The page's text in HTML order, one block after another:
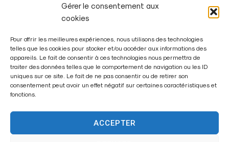
Gérer le consentement aux
cookies
Pour offrir les meilleures expériences, nous utilisons des technologies
telles que les cookies pour stocker et/ou accéder aux informations des
appareils. Le fait de consentir à ces technologies nous permettra de
traiter des données telles que le comportement de navigation ou les ID
uniques sur ce site. Le fait de ne pas consentir ou de retirer son
consentement peut avoir un effet négatif sur certaines caractéristiques et
fonctions.
ACCEPTER
Mairie de
Fontenay-Trésigny
Mairie,